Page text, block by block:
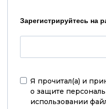
Зарегистрируйтесь на
Я прочитал(а) и
о защите
использовании